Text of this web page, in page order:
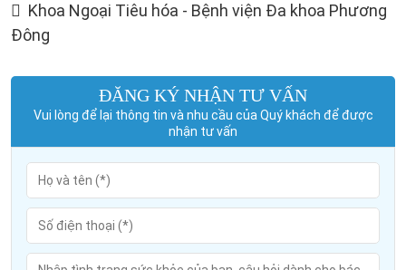
Khoa Ngoại Tiêu hóa - Bệnh viện Đa khoa Phương
Đông
ĐĂNG KÝ NHẬN TƯ VẤN
Vui lòng để lại thông tin và nhu cầu của Quý khách để được
nhận tư vấn